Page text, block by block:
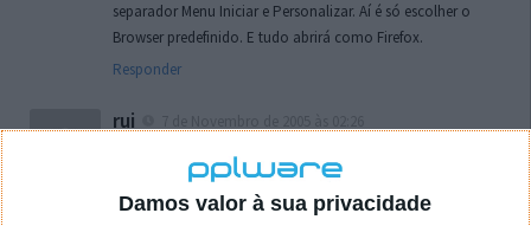
Damos valor à sua privacidade
separador Menu Iniciar e Personalizar. Aí é só escolher o
Browser predefinido. E tudo abrirá como Firefox.
Responder
rui
localizaçao referida n se encontra la nada k me permita por
o firefox como browser predefenido
Ja percorri o painel